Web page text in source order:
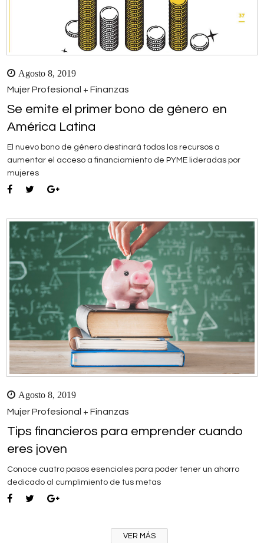
Agosto 8, 2019
Mujer Profesional + Finanzas
Se emite el primer bono de género en
América Latina
El nuevo bono de género destinará todos los recursos a
aumentar el acceso a financiamiento de PYME lideradas por
mujeres
Agosto 8, 2019
Mujer Profesional + Finanzas
Tips financieros para emprender cuando
eres joven
Conoce cuatro pasos esenciales para poder tener un ahorro
dedicado al cumplimiento de tus metas
VER MÁS